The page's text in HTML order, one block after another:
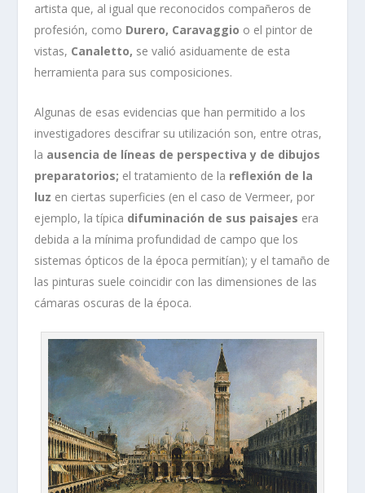
artista que, al igual que reconocidos compañeros de
profesión, como Durero, Caravaggio o el pintor de
vistas, Canaletto, se valió asiduamente de esta
herramienta para sus composiciones.
Algunas de esas evidencias que han permitido a los
investigadores descifrar su utilización son, entre otras,
la ausencia de líneas de perspectiva y de dibujos
preparatorios; el tratamiento de la reflexión de la
luz en ciertas superficies (en el caso de Vermeer, por
ejemplo, la típica difuminación de sus paisajes era
debida a la mínima profundidad de campo que los
sistemas ópticos de la época permitían); y el tamaño de
las pinturas suele coincidir con las dimensiones de las
cámaras oscuras de la época.